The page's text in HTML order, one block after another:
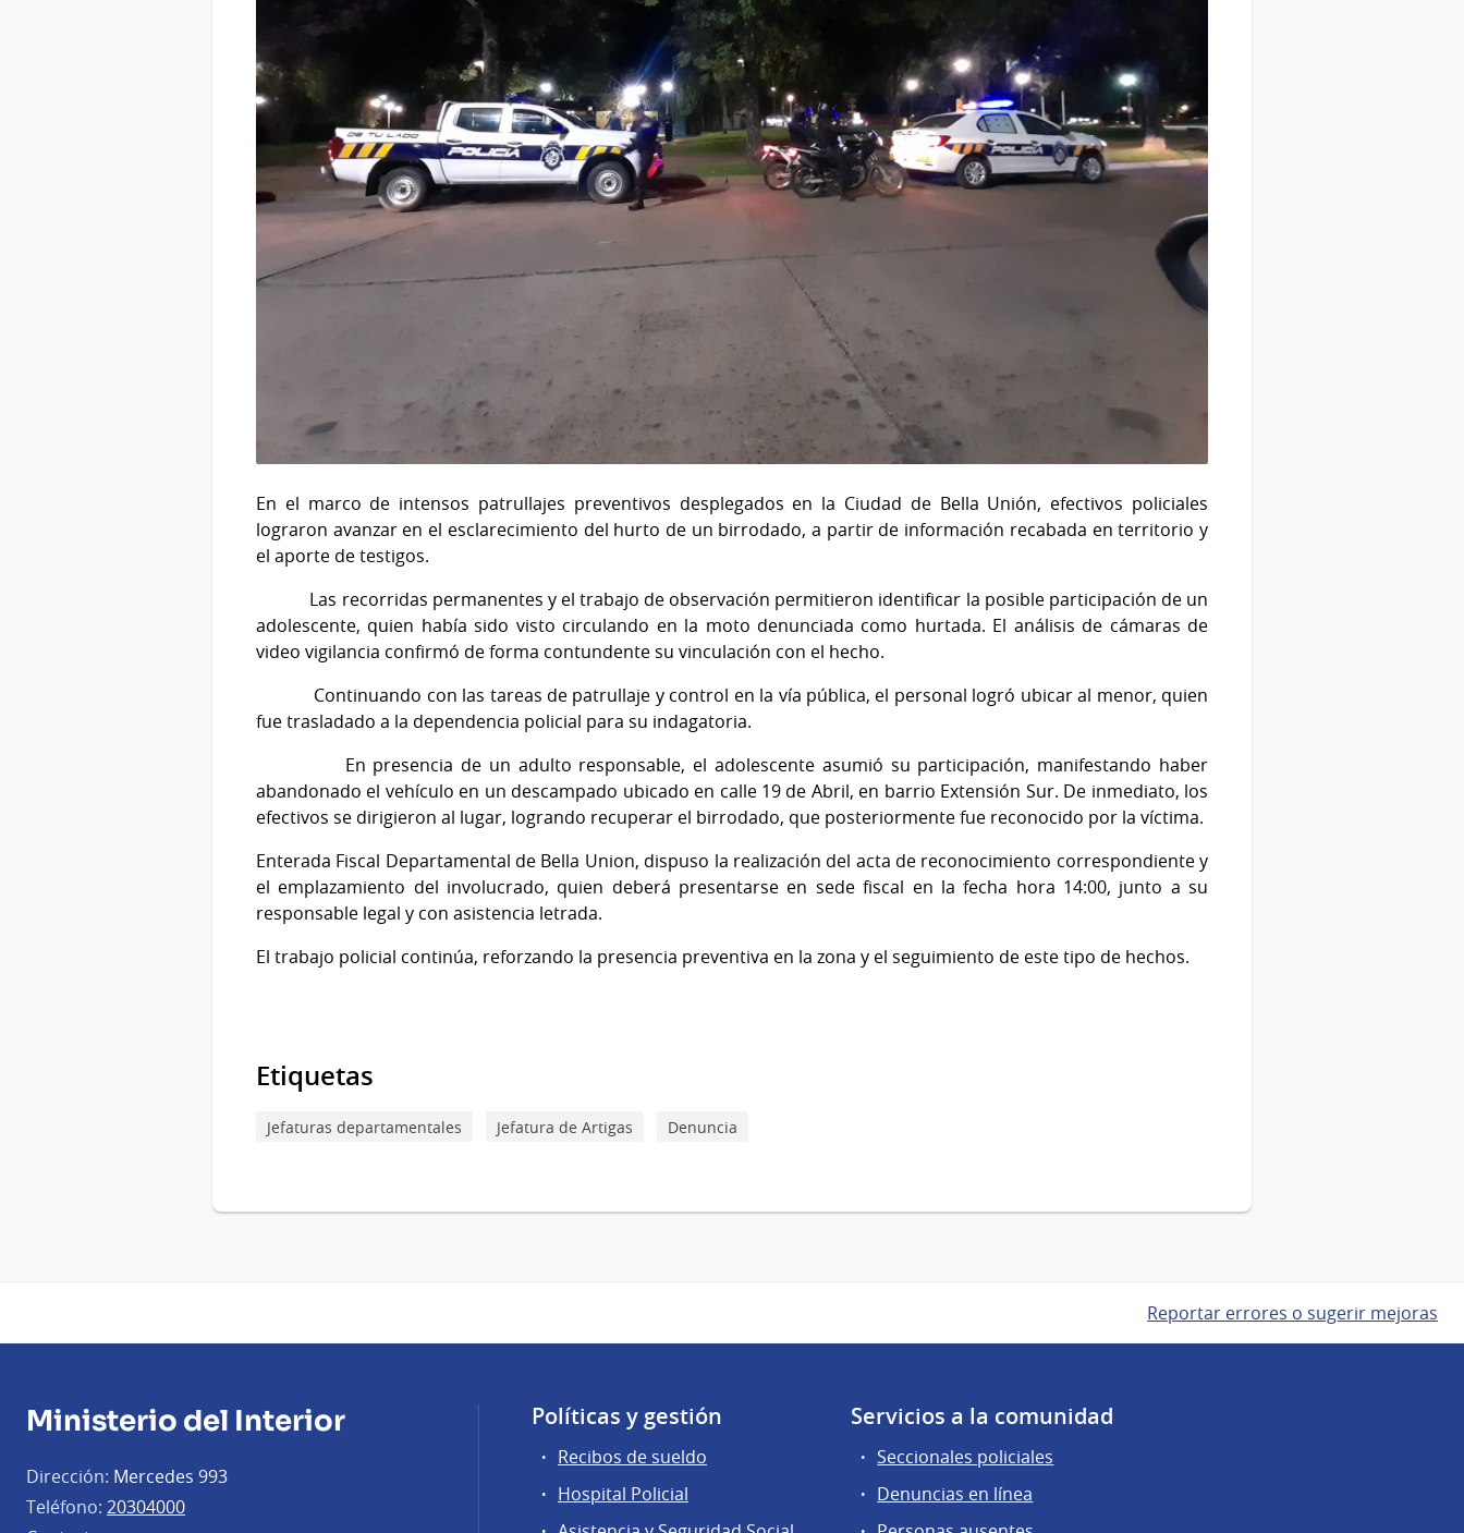
En el marco de intensos patrullajes preventivos desplegados en la Ciudad de Bella Unión, efectivos policiales
lograron avanzar en el esclarecimiento del hurto de un birrodado, a partir de información recabada en territorio y
el aporte de testigos.
Las recorridas permanentes y el trabajo de observación permitieron identificar la posible participación de un
adolescente, quien había sido visto circulando en la moto denunciada como hurtada. El análisis de cámaras de
video vigilancia confirmó de forma contundente su vinculación con el hecho.
Continuando con las tareas de patrullaje y control en la vía pública, el personal logró ubicar al menor, quien
fue trasladado a la dependencia policial para su indagatoria.
En presencia de un adulto responsable, el adolescente asumió su participación, manifestando haber
abandonado el vehículo en un descampado ubicado en calle 19 de Abril, en barrio Extensión Sur. De inmediato, los
efectivos se dirigieron al lugar, logrando recuperar el birrodado, que posteriormente fue reconocido por la víctima.
Enterada Fiscal Departamental de Bella Union, dispuso la realización del acta de reconocimiento correspondiente y
el emplazamiento del involucrado, quien deberá presentarse en sede fiscal en la fecha hora 14:00, junto a su
responsable legal y con asistencia letrada.
El trabajo policial continúa, reforzando la presencia preventiva en la zona y el seguimiento de este tipo de hechos.
Etiquetas
Jefaturas departamentales Jefatura de Artigas Denuncia
Reportar errores o sugerir mejoras
Ministerio del Interior
Dirección: Mercedes 993
Teléfono: 20304000
Políticas y gestión
Recibos de sueldo
Hospital Policial
Servicios a la comunidad
Seccionales policiales
Denuncias en línea